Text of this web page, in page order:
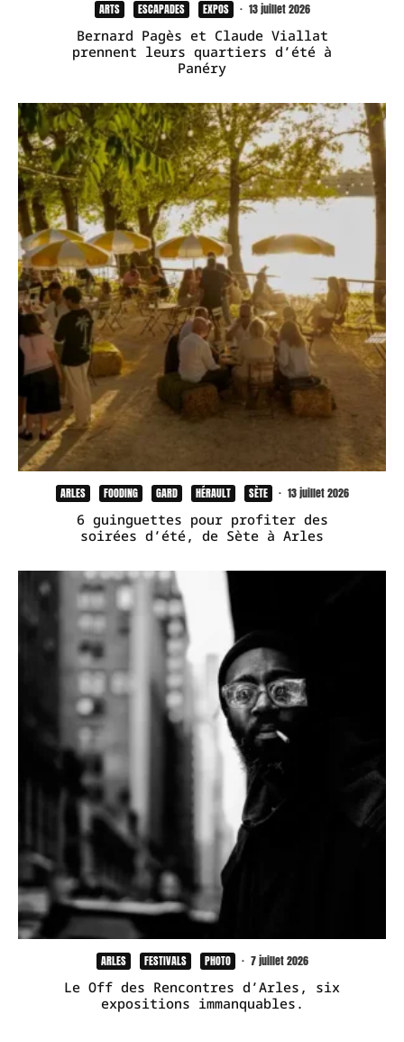
ARTS ESCAPADES EXPOS · 13 juillet 2026
Bernard Pagès et Claude Viallat
prennent leurs quartiers d’été à
Panéry
ARLES FOODING GARD HÉRAULT SÈTE · 13 juillet 2026
6 guinguettes pour profiter des
soirées d’été, de Sète à Arles
ARLES FESTIVALS PHOTO · 7 juillet 2026
Le Off des Rencontres d’Arles, six
expositions immanquables.